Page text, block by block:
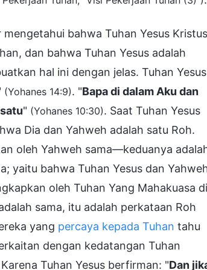
bahwa Tuhan Yesus Kristus
dan bahwa Tuhan Yesus adalah
hal ini dengan jelas. Tuhan Yesus
(Yohanes 14:9). "Bapa di dalam Aku dan
" (Yohanes 10:30). Saat Tuhan Yesus
Dia dan Yahweh adalah satu Roh.
oleh Yahweh sama—keduanya
yaitu bahwa Tuhan Yesus dan
oleh Tuhan Yang Mahakuasa di
sama, itu adalah perkataan Roh
yang percaya kepada Tuhan tahu
dengan kedatangan Tuhan
Tuhan Yesus berfirman: "Dan